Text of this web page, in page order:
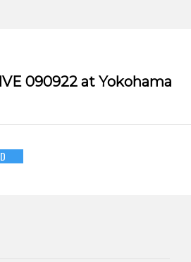
090922 at Yokohama